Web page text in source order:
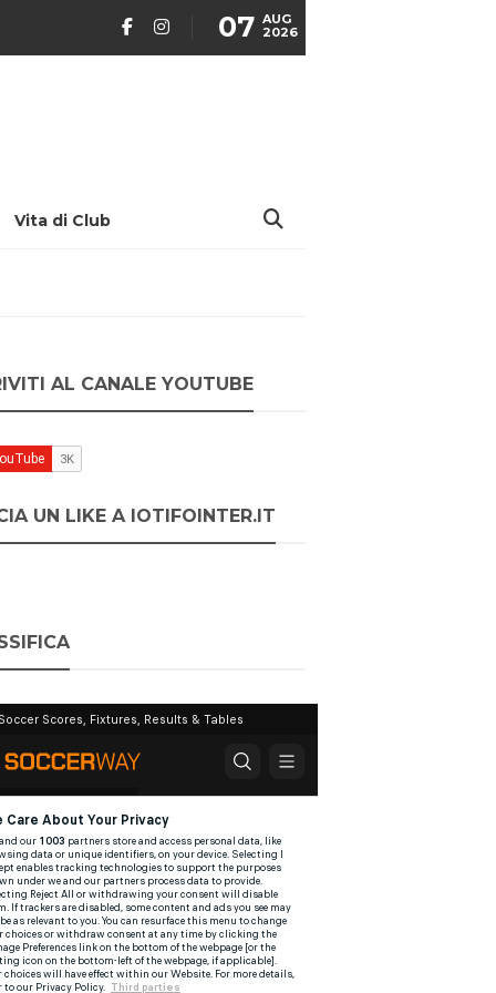
07 AUG
2026
Vita di Club
AL CANALE YOUTUBE
UN LIKE A IOTIFOINTER.IT